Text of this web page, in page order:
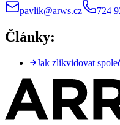
pavlik@arws.cz 724
Články:
Jak zlikvidovat